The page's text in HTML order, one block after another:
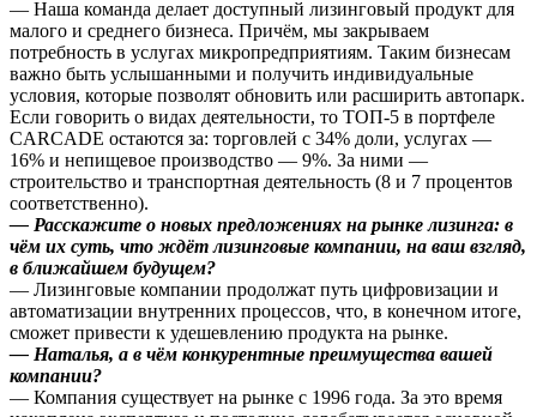
— Наша команда делает доступный лизинговый продукт для
малого и среднего бизнеса. Причём, мы закрываем
потребность в услугах микропредприятиям. Таким бизнесам
важно быть услышанными и получить индивидуальные
условия, которые позволят обновить или расширить автопарк.
Если говорить о видах деятельности, то ТОП-5 в портфеле
CARCADE остаются за: торговлей с 34% доли, услугах —
16% и непищевое производство — 9%. За ними —
строительство и транспортная деятельность (8 и 7 процентов
соответственно).
— Расскажите о новых предложениях на рынке лизинга: в
чём их суть, что ждёт лизинговые компании, на ваш взгляд,
в ближайшем будущем?
— Лизинговые компании продолжат путь цифровизации и
автоматизации внутренних процессов, что, в конечном итоге,
сможет привести к удешевлению продукта на рынке.
— Наталья, а в чём конкурентные преимущества вашей
компании?
— Компания существует на рынке с 1996 года. За это время